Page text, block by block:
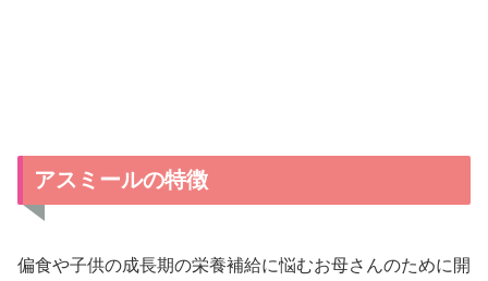
アスミールの特徴
偏食や子供の成長期の栄養補給に悩むお母さんのために開